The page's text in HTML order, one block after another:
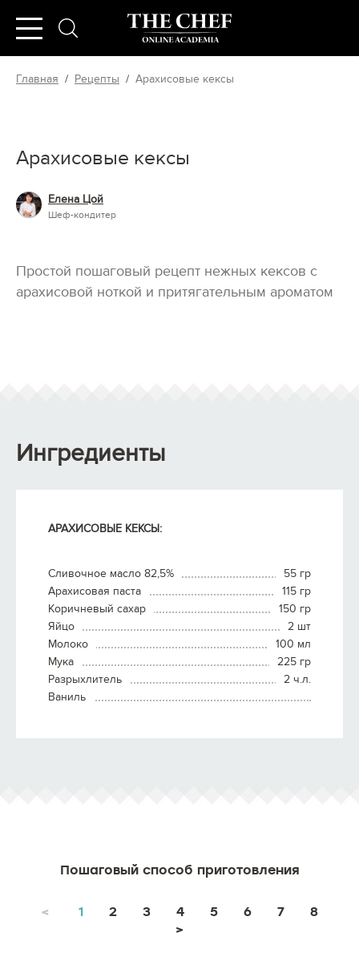
Главная / Рецепты / Арахисовые кексы
Арахисовые кексы
Елена Цой
Шеф-кондитер
Простой пошаговый рецепт нежных кексов с
арахисовой ноткой и притягательным ароматом
Ингредиенты
АРАХИСОВЫЕ КЕКСЫ:
Сливочное масло 82,5%
55 гр
Арахисовая паста
115 гр
Коричневый сахар
150 гр
Яйцо
2 шт
Молоко
100 мл
Мука
225 гр
Разрыхлитель
2 ч.л.
Ваниль
Пошаговый способ приготовления
< 1 2 3 4 5 6 7
8
>